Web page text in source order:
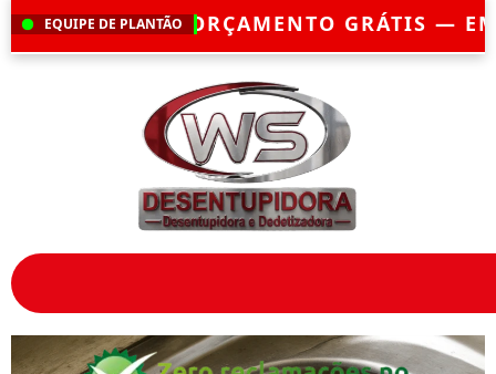
EQUIPE DE PLANTÃO
GRÁTIS — EMERGÊNCIA?